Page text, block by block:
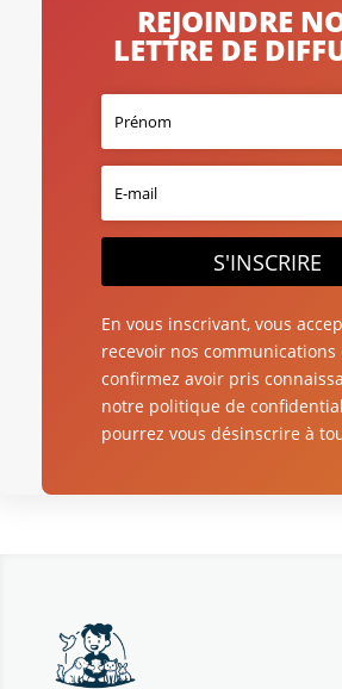
REJOINDRE
LETTRE DE
S'INSCRIRE
En vous inscrivant, vous
recevoir nos communications
confirmez avoir pris
notre politique de
pourrez vous désinscrire à